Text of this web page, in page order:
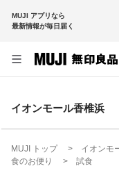
MUJI アプリなら
最新情報が毎日届く
イオンモール香椎浜
MUJI トップ イオンモ
食のお便り
試食